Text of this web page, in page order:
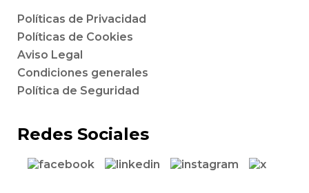
Políticas de Privacidad
Políticas de Cookies
Aviso Legal
Condiciones generales
Política de Seguridad
Redes Sociales